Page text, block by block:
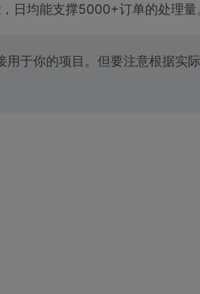
日均能支撑5000+订单的处理量
于你的项目。但要注意根据实